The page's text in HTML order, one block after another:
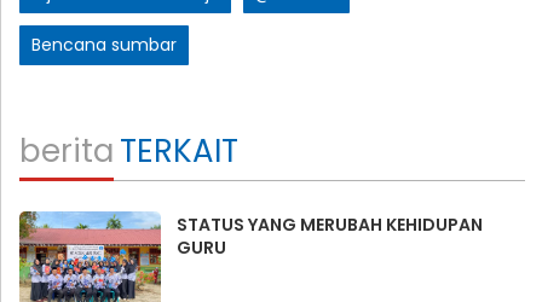
Bencana sumbar
beritaTERKAIT
STATUS YANG MERUBAH KEHIDUPAN
GURU